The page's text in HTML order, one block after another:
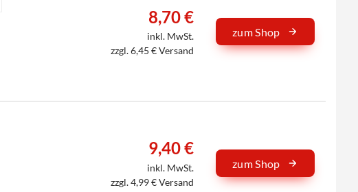
8,70 €
inkl. MwSt.
zzgl. 6,45 € Versand
zum Shop
9,40 €
inkl. MwSt.
zzgl. 4,99 € Versand
zum Shop